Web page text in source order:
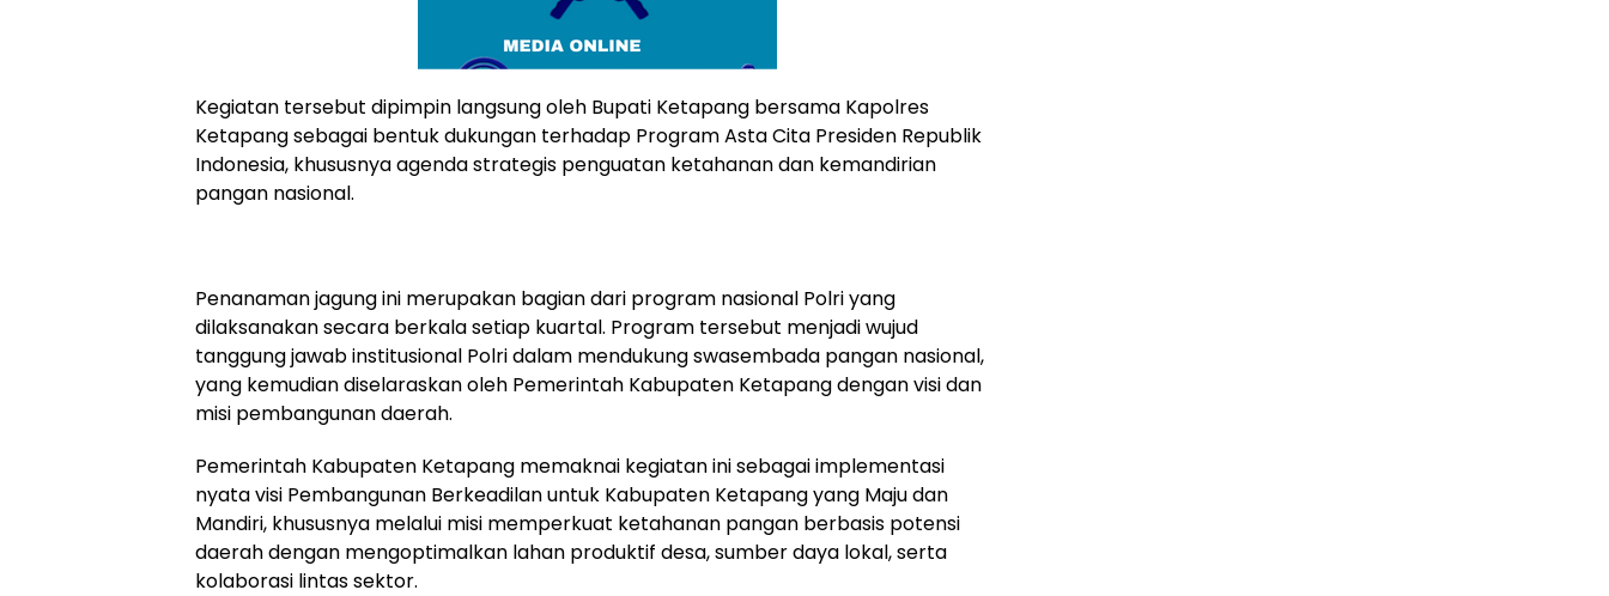
Kegiatan tersebut dipimpin langsung oleh Bupati Ketapang bersama Kapolres
Ketapang sebagai bentuk dukungan terhadap Program Asta Cita Presiden Republik
Indonesia, khususnya agenda strategis penguatan ketahanan dan kemandirian
pangan nasional.
Penanaman jagung ini merupakan bagian dari program nasional Polri yang
dilaksanakan secara berkala setiap kuartal. Program tersebut menjadi wujud
tanggung jawab institusional Polri dalam mendukung swasembada pangan nasional,
yang kemudian diselaraskan oleh Pemerintah Kabupaten Ketapang dengan visi dan
misi pembangunan daerah.
Pemerintah Kabupaten Ketapang memaknai kegiatan ini sebagai implementasi
nyata visi Pembangunan Berkeadilan untuk Kabupaten Ketapang yang Maju dan
Mandiri, khususnya melalui misi memperkuat ketahanan pangan berbasis potensi
daerah dengan mengoptimalkan lahan produktif desa, sumber daya lokal, serta
kolaborasi lintas sektor.